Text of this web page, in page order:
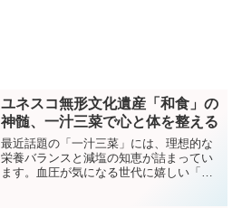
ユネスコ無形文化遺産「和食」の
神髄、一汁三菜で心と体を整える
最近話題の「一汁三菜」には、理想的な
栄養バランスと減塩の知恵が詰まってい
ます。血圧が気になる世代に嬉しい「だ